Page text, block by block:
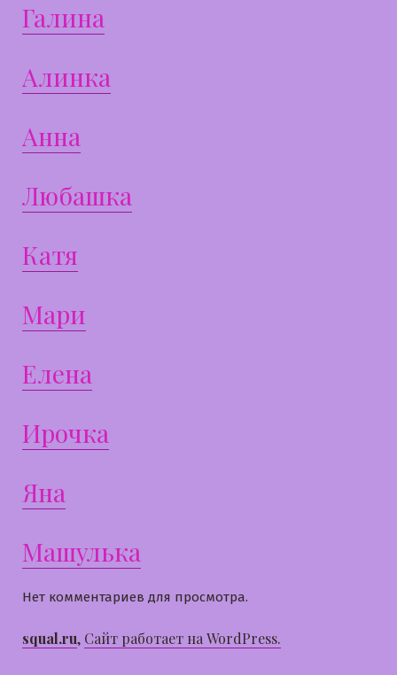
Галина
Алинка
Анна
Любашка
Катя
Мари
Елена
Ирочка
Яна
Машулька
Нет комментариев для просмотра.
squal.ru, Сайт работает на WordPress.